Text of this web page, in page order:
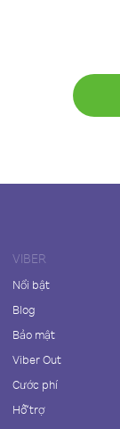
VIBER
Nổi bật
Blog
Bảo mật
Viber Out
Cước phí
Hỗ trợ